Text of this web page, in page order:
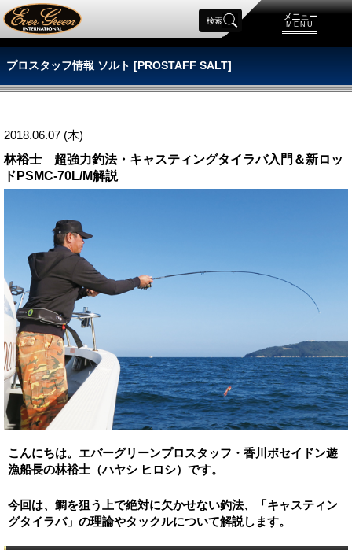
メニュー
MENU
検索
プロスタッフ情報 ソルト [PROSTAFF SALT]
2018.06.07 (木)
林裕士 超強力釣法・キャスティングタイラバ入門＆新ロッ
ドPSMC-70L/M解説
こんにちは。エバーグリーンプロスタッフ・香川ポセイドン遊
漁船長の林裕士（ハヤシ ヒロシ）です。
今回は、鯛を狙う上で絶対に欠かせない釣法、「キャスティン
グタイラバ」の理論やタックルについて解説します。